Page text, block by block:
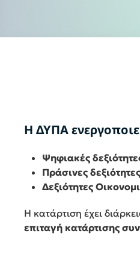
Η ΔΥΠΑ
Ψηφιακές
Πράσινες δεξιότητες
Δεξιότητες
Η κατάρτιση έχει
επιταγή κατάρτισης